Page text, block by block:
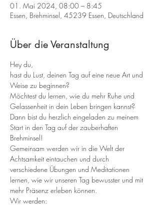
01. Mai 2024, 08:00 – 8:45
Essen, Brehminsel, 45239 Essen, Deutschland
Über die Veranstaltung
Hey du,
hast du Lust, deinen Tag auf eine neue Art und
Weise zu beginnen?
Möchtest du lernen, wie du mehr Ruhe und
Gelassenheit in dein Leben bringen kannst?
Dann bist du herzlich eingeladen zu meinem
Start in den Tag auf der zauberhaften
Brehminsel!
Gemeinsam werden wir in die Welt der
Achtsamkeit eintauchen und durch
verschiedene Übungen und Meditationen
lernen, wie wir unseren Tag bewusster und mit
mehr Präsenz erleben können.
Wir werden: